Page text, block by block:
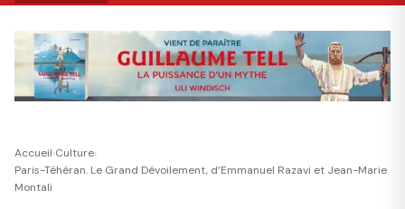
Accueil›Culture›
Paris-Téhéran. Le Grand Dévoilement, d’Emmanuel Razavi et Jean-Marie
Montali